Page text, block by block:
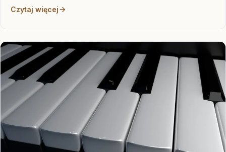
Czytaj więcej